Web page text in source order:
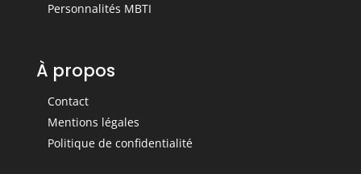
Personnalités MBTI
À propos
Contact
Mentions légales
Politique de confidentialité